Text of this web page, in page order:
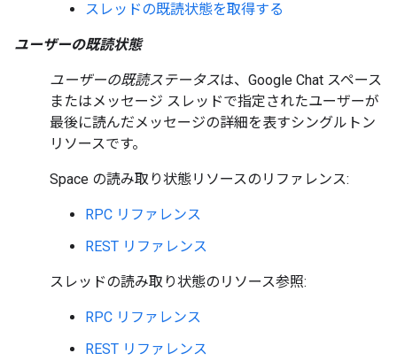
スレッドの既読状態を取得する
ユーザーの既読状態
ユーザーの既読ステータスは、Google Chat スペース
またはメッセージ スレッドで指定されたユーザーが
最後に読んだメッセージの詳細を表すシングルトン
リソースです。
Space の読み取り状態リソースのリファレンス:
RPC リファレンス
REST リファレンス
スレッドの読み取り状態のリソース参照:
RPC リファレンス
REST リファレンス